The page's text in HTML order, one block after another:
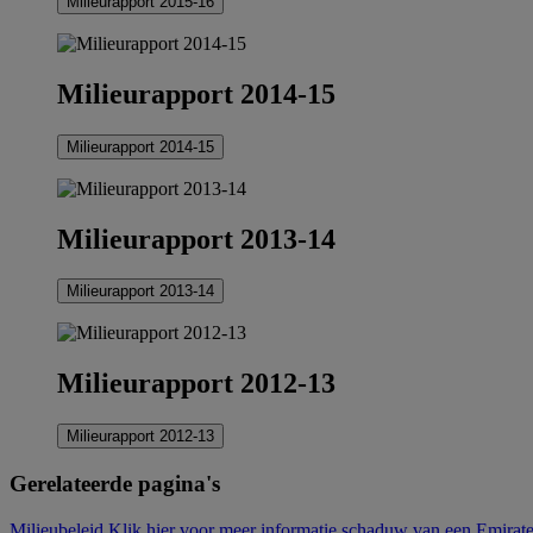
Milieurapport 2014-15
Milieurapport 2014-15
Milieurapport 2013-14
Milieurapport 2013-14
Milieurapport 2012-13
Milieurapport 2012-13
Gerelateerde pagina's